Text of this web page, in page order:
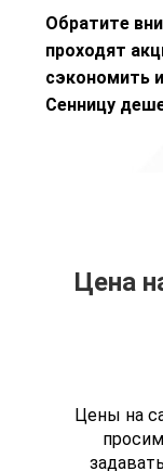
Обратите
проходят
сэкономить
Сенницу
Цена
Цены на